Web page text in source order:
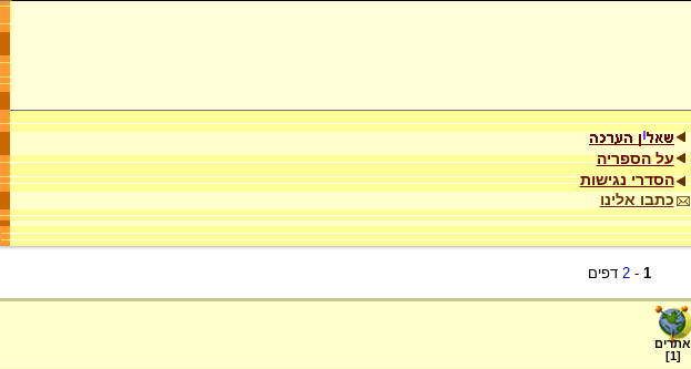
על הספריה
הסדרי נגישות
כתבו אלינו
1
-
2 דפים
אתרים
[
1
]